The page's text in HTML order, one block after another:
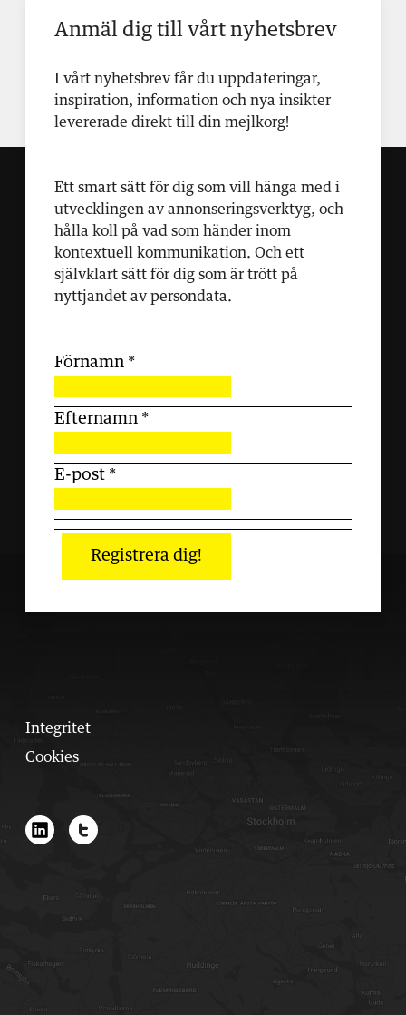
Anmäl dig till vårt nyhetsbrev
I vårt nyhetsbrev får du uppdateringar,
inspiration, information och nya insikter
levererade direkt till din mejlkorg!
Ett smart sätt för dig som vill hänga med i
utvecklingen av annonseringsverktyg, och
hålla koll på vad som händer inom
kontextuell kommunikation. Och ett
självklart sätt för dig som är trött på
nyttjandet av persondata.
Förnamn *
Efternamn *
E-post *
Registrera dig!
Integritet
Cookies